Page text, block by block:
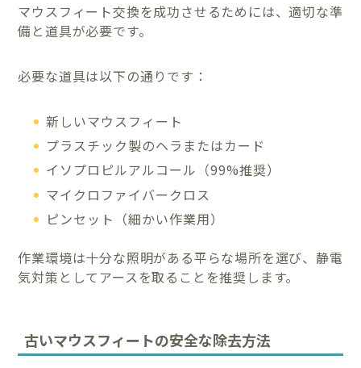
マウスフィート交換を成功させるためには、適切な準
備と道具が必要です。
必要な道具は以下の通りです：
新しいマウスフィート
プラスチック製のヘラまたはカード
イソプロピルアルコール（99%推奨）
マイクロファイバークロス
ピンセット（細かい作業用）
作業環境は十分な照明がある平らな場所を選び、静電
気対策としてアースを取ることを推奨します。
古いマウスフィートの安全な除去方法